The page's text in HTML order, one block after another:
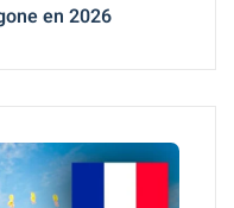
en 2026